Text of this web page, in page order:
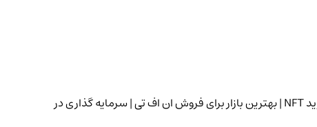
بازار ان ف تی (NFT) اوپن سی رو (Opensea pro) | بازار ان اف تی بلور چیست؟ | کارمزد صفر در معاملات ان اف تی | خرید و فروش nft | نحوه خرید NFT | بهترین بازار برای فروش ان اف تی | سرمایه گذاری در